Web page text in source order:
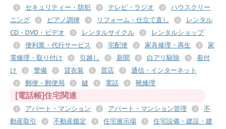
セキュリティー・防犯
テレビ・ラジオ
ハウスクリー
ニング
ピアノ調律 リフォーム・仕立て直し
レンタル
CD・DVD・ビデオ
レンタルサイクル
レンタルショップ
便利業・代行サービス
宅配便 家具修理・再生
家
電修理・取り付け
引越し 新聞 白アリ駆除
着付
け
警備 貸衣装 質店
通信・インターネット
郵便・郵便局
鍵 電話 靴修理
[電話帳]住宅関連
アパート・マンション アパート・マンション管理
不
動産取引
不動産鑑定 住宅展示場
住宅設備・建設・建